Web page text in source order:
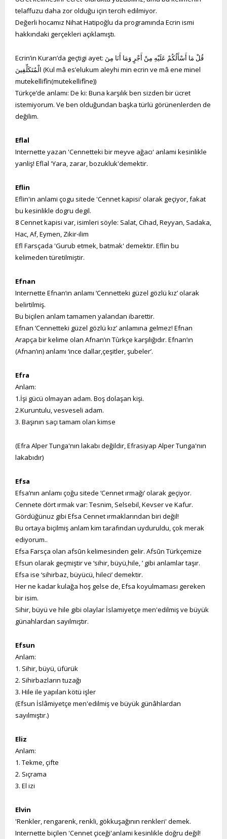
telaffuzu daha zor olduğu için tercih edilmiyor.
Değerli hocamız Nihat Hatipoğlu da programında Ecrin ismi
hakkındaki gerçekleri açıklamıştı.
Ecrin’in Kuran’da geçtigi ayet: قُلْ مَا أَسْأَلُكُمْ عَلَيْهِ مِنْ أَجْرٍ وَمَا أَنَا مِنَ
الْمُتَكَلِّفِينَ (Kul mâ es’elukum aleyhi min ecrin ve mâ ene minel
mutekellifîn(mutekellifîne))
Türkçe’de anlamı: De ki: Buna karşılık ben sizden bir ücret
istemiyorum. Ve ben olduğundan başka türlü görünenlerden de
değilim.
Eflal
Internette yazan 'Cennetteki bir meyve ağacı' anlami kesinlikle
yanliş! Eflal 'Yara, zarar, bozukluk'demektir.
Eflin
Eflin'in anlami çogu sitede 'Cennet kapisi' olarak geçiyor, fakat
bu kesinlikle dogru degil.
8 Cennet kapisi var, isimleri söyle: Salat, Cihad, Reyyan, Sadaka,
Hac, Af, Eymen, Zikir-ilim
Efl Farsçada 'Gurub etmek, batmak' demektir. Eflin bu
kelimeden türetilmiştir.
Efnan
Internette Efnan’ın anlamı ‘Cennetteki güzel gözlü kız’ olarak
belirtilmiş.
Bu biçilen anlam tamamen yalandan ibarettir.
Efnan ‘Cennetteki güzel gözlü kız’ anlamına gelmez! Efnan
Arapça bir kelime olan Afnan’ın Tùrkçe karşılığıdır. Efnan’ın
(Afnan’ın) anlamı ‘ince dallar,çeşitler, şubeler’.
Efra
Anlam:
1.İşi gücü olmayan adam. Boş dolaşan kişi.
2.Kuruntulu, vesveseli adam.
3. Başının saçı tamam olan kimse
(Efra Alper Tunga'nın lakabı değildir, Efrasiyap Alper Tunga'nın
lakabıdır)
Efsa
Efsa’nın anlamı çoğu sitede ‘Cennet ırmağı’ olarak geçiyor.
Cennete dört ırmak var: Tesnim, Selsebil, Kevser ve Kafur.
Gördüğünuz gibi Efsa Cennet ırmaklarından biri değil!
Bu ortaya biçilmiş anlam kim tarafından uyduruldu, çok merak
ediyorum..
Efsa Farsça olan afsūn kelimesinden gelir. Afsūn Türkçemize
Efsun olarak geçmiştir ve ‘sihir, büyü,hile, ’ gibi anlamlar taşır.
Efsa ise ‘sihirbaz, büyücü, hileci’ demektir.
Her ne kadar kulağa hoş gelse de, Efsa koyulmaması gereken
bir isim.
Sihir, büyü ve hile gibi olaylar İslamiyetçe men'edilmiş ve büyük
günahlardan sayılmıştır.
Efsun
Anlam:
1. Sihir, büyü, üfürük
2. Sihirbazların tuzağı
3. Hile ile yapılan kötü işler
(Efsun İslâmiyetçe men'edilmiş ve büyük günâhlardan
sayılmıştır.)
Eliz
Anlam:
1. Tekme, çifte
2. Sıçrama
3. El izi
Elvin
'Renkler, rengarenk, renkli, gökkuşağının renkleri' demek.
Internette biçilen 'Cennet çiceği'anlami kesinlikle doğru değil!